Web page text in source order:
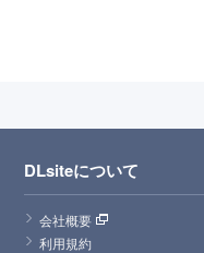
DLsiteについて
会社概要
利用規約